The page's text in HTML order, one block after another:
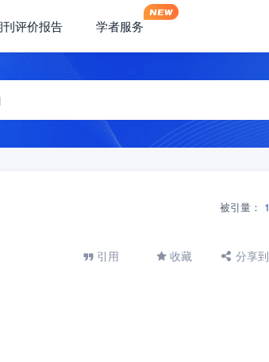
刊评价报告 学者服务
被引量： 1
引用 收藏 分享到